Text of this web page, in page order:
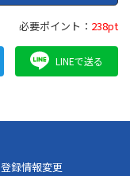
必要ポイント： 238pt
LINEで送る
登録情報変更